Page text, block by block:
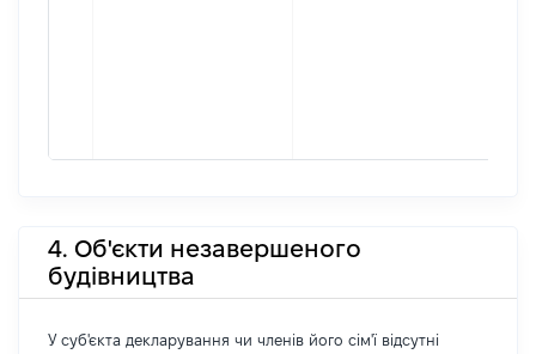
4. Об'єкти незавершеного
будівництва
У суб'єкта декларування чи членів його сім'ї відсутні